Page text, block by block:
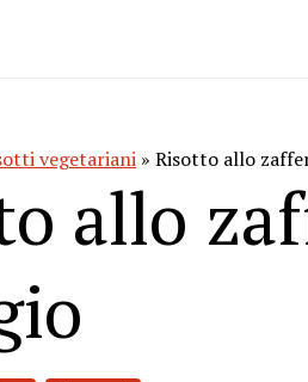
vegetariani » Risotto allo
allo